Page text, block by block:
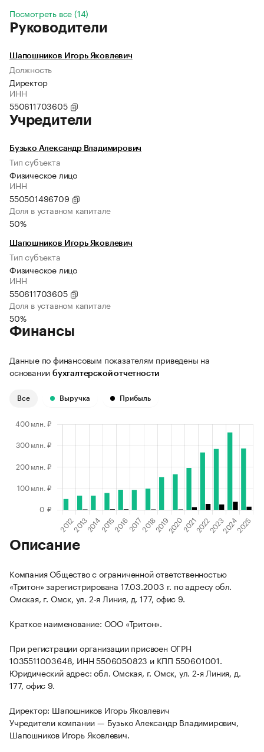
Посмотреть все (14)
Руководители
Шапошников Игорь Яковлевич
Должность
Директор
ИНН
550611703605
Учредители
Бузько Александр Владимирович
Тип субъекта
Физическое лицо
ИНН
550501496709
Доля в уставном капитале
50%
Шапошников Игорь Яковлевич
Тип субъекта
Физическое лицо
ИНН
550611703605
Доля в уставном капитале
50%
Финансы
Данные по финансовым показателям приведены на
основании бухгалтерской отчетности
Все Выручка Прибыль
Описание
Компания Общество с ограниченной ответственностью
«Тритон» зарегистрирована 17.03.2003 г. по адресу обл.
Омская, г. Омск, ул. 2-я Линия, д. 177, офис 9.
Краткое наименование: ООО «Тритон».
При регистрации организации присвоен ОГРН
1035511003648, ИНН 5506050823 и КПП 550601001.
Юридический адрес: обл. Омская, г. Омск, ул. 2-я Линия, д.
177, офис 9.
Директор: Шапошников Игорь Яковлевич
Учредители компании — Бузько Александр Владимирович,
Шапошников Игорь Яковлевич.